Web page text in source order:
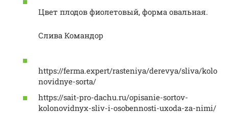
Цвет плодов фиолетовый, форма овальная.
Слива Командор
https://ferma.expert/rasteniya/derevya/sliva/kolo
novidnye-sorta/
https://sait-pro-dachu.ru/opisanie-sortov-
kolonovidnyx-sliv-i-osobennosti-uxoda-za-nimi/